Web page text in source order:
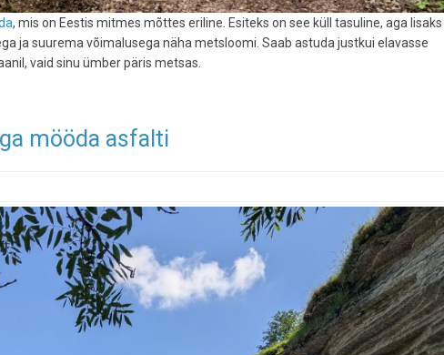
, mis on Eestis mitmes mõttes eriline. Esiteks on see küll tasuline, aga
ja suurema võimalusega näha metsloomi. Saab astuda justkui elavasse
vaid sinu ümber päris metsas.
mööda asfalti